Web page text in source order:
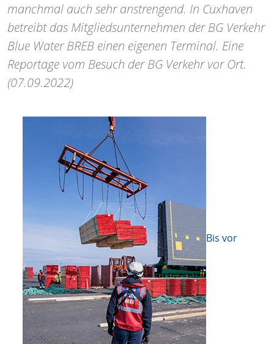
manchmal auch sehr anstrengend. In Cuxhaven
betreibt das Mitgliedsunternehmen der BG Verkehr
Blue Water BREB einen eigenen Terminal. Eine
Reportage vom Besuch der BG Verkehr vor Ort.
(07.09.2022)
Bis vor